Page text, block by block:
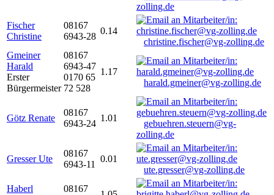
zolling.de
Fischer
Christine
08167
6943-28
0.14
christine.fischer@vg-zolling.de
Gmeiner
Harald
Erster
Bürgermeister
08167
6943-47
0170 65
72 528
1.17
harald.gmeiner@vg-zolling.de
Götz Renate
08167
6943-24
1.01
gebuehren.steuern@vg-
zolling.de
Gresser Ute
08167
6943-11
0.01
ute.gresser@vg-zolling.de
Haberl
08167